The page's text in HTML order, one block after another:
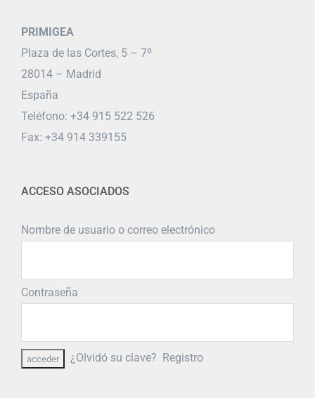
PRIMIGEA
Plaza de las Cortes, 5 – 7º
28014 – Madrid
España
Teléfono: +34 915 522 526
Fax: +34 914 339155
ACCESO ASOCIADOS
Nombre de usuario o correo electrónico
Contraseña
¿Olvidó su clave? Registro